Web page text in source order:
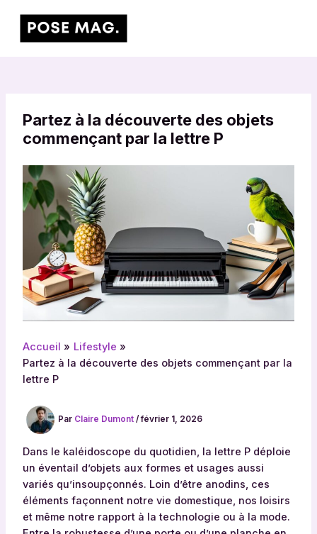
contenu
Partez à la découverte des objets
commençant par la lettre P
Accueil
Lifestyle
Partez à la découverte des objets commençant par la
lettre P
Par Claire Dumont /février 1, 2026
Dans le kaléidoscope du quotidien, la lettre P déploie
un éventail d’objets aux formes et usages aussi
variés qu’insoupçonnés. Loin d’être anodins, ces
éléments façonnent notre vie domestique, nos loisirs
et même notre rapport à la technologie ou à la mode.